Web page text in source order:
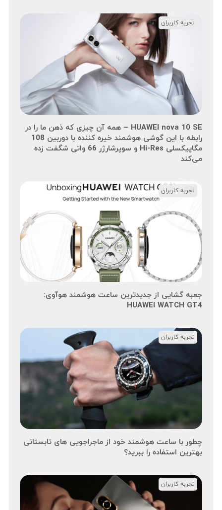
HUAWEI nova 10 SE – همه آن چیزی که ذهن ما را در
رابطه با این گوشی هوشمند خیره کننده با دوربین 108
مگاپیکسلی Hi-Res و سوپرشارژر 66 واتی شگفت زده
می‌کند
تجربه کاربران
جعبه گشایی از جدیدترین ساعت هوشمند هوآوی:
HUAWEI WATCH GT4
تجربه کاربران
چطور با ساعت هوشمند خود از ماجراجویی های تابستانی
بهترین استفاده را ببرید؟
تجربه کاربران
تجربه کاربران